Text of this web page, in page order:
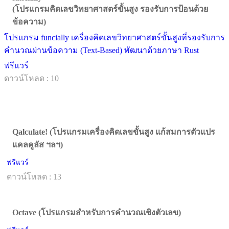
(โปรแกรมคิดเลขวิทยาศาสตร์ขั้นสูง รองรับการป้อนด้วย
ข้อความ)
โปรแกรม funcially เครื่องคิดเลขวิทยาศาสตร์ขั้นสูงที่รองรับการ
คำนวณผ่านข้อความ (Text-Based) พัฒนาด้วยภาษา Rust
ฟรีแวร์
ดาวน์โหลด : 10
Qalculate! (โปรแกรมเครื่องคิดเลขขั้นสูง แก้สมการตัวแปร
แคลคูลัส ฯลฯ)
ฟรีแวร์
ดาวน์โหลด : 13
Octave (โปรแกรมสำหรับการคำนวณเชิงตัวเลข)